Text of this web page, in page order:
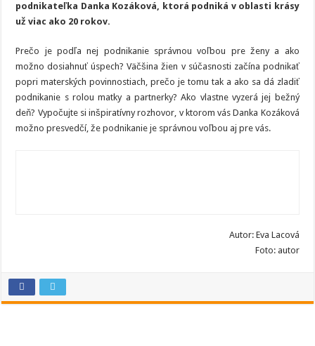
prekonať
podnikateľka Danka Kozáková, ktorá podniká v oblasti krásy
už viac ako 20 rokov.
Prečo je podľa nej podnikanie správnou voľbou pre ženy a ako
možno dosiahnuť úspech? Väčšina žien v súčasnosti začína podnikať
popri materských povinnostiach, prečo je tomu tak a ako sa dá zladiť
podnikanie s rolou matky a partnerky? Ako vlastne vyzerá jej bežný
deň? Vypočujte si inšpiratívny rozhovor, v ktorom vás Danka Kozáková
možno presvedčí, že podnikanie je správnou voľbou aj pre vás.
Autor: Eva Lacová
Foto: autor